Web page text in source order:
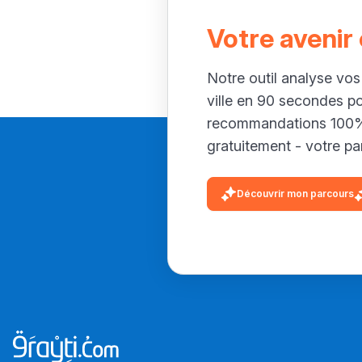
Votre avenir
Notre outil analyse
ville en 90 secondes
recommandations
gratuitement - votre
Découvrir mon parcours